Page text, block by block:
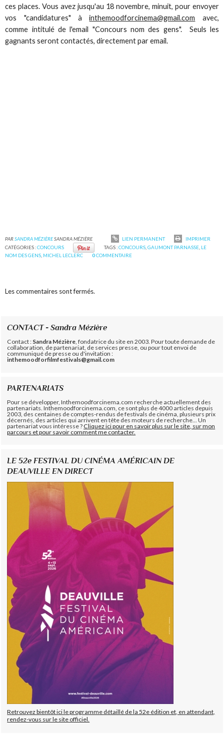
ces places. Vous avez jusqu'au 18 novembre, minuit, pour envoyer
vos "candidatures" àinthemoodforcinema@gmail.com avec,
comme intitulé de l'email "Concours nom des gens". Seuls les
gagnants seront contactés, directement par email.
PARSANDRA MÉZIÈRESANDRA MÉZIÈRE LIEN PERMANENT
IMPRIMER
CATÉGORIES :CONCOURS TAGS :CONCOURS, GAUMONT PARNASSE, LE
NOM DES GENS MICHEL LECLERC 0COMMENTAIRE
Les commentaires sont fermés.
CONTACT - Sandra Mézière
Contact : Sandra Mézière , fondatrice du site en 2003. Pour toute demande de
collaboration, de partenariat, de services presse, ou pour tout envoi de
communiqué de presse ou d'invitation :
inthemoodforfilmfestivals@gmail.com
PARTENARIATS
Pour se développer, Inthemoodforcinema.com recherche actuellement des
partenariats. Inthemoodforcinema.com, ce sont plus de 4000 articles depuis
2003, des centaines de comptes-rendus de festivals de cinéma, plusieurs prix
décernés, des articles qui arrivent en tête des moteurs de recherche... Un
partenariat vous intéresse ?Cliquez ici pour en savoir plus sur le site, sur mon
parcours et pour savoir comment me contacter.
LE 52e FESTIVAL DU CINÉMA AMÉRICAIN DE
DEAUVILLE EN DIRECT
Retrouvez bientôt ici le programme détaillé de la 52e édition et, en attendant,
rendez-vous sur le site officiel.